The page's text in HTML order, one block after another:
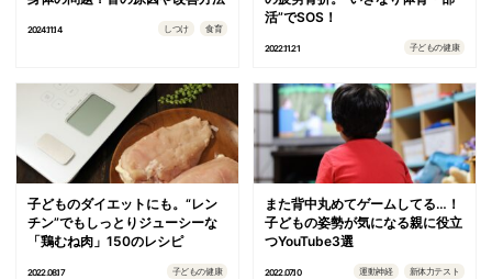
2024.11.14 しつけ 食育
活”でSOS！
2022.11.21 子どもの健康
子どものダイエットにも。“レン
チン”でもしっとりジューシーな
「鶏むね肉」150のレシピ
2022.08.17 子どもの健康
また背中丸めてゲームしてる…！
子どもの姿勢が気になる親に役立
つYouTube3選
2022.07.10 運動神経 新体力テスト